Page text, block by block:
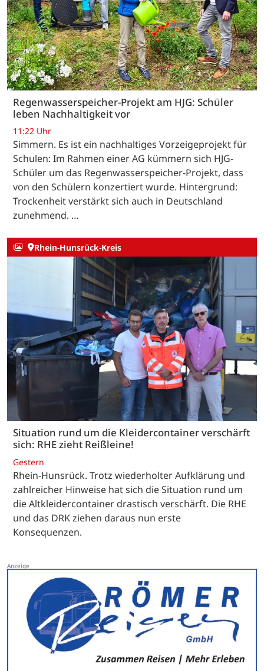
Regenwasserspeicher-Projekt am HJG: Schüler
leben Nachhaltigkeit vor
11:22 Uhr
Simmern. Es ist ein nachhaltiges Vorzeigeprojekt für
Schulen: Im Rahmen einer AG kümmern sich HJG-
Schüler um das Regenwasserspeicher-Projekt, dass
von den Schülern konzertiert wurde. Hintergrund:
Trockenheit verstärkt sich auch in Deutschland
zunehmend. …
Rhein-Hunsrück-Kreis
Situation rund um die Kleidercontainer verschärft
sich: RHE zieht Reißleine!
Gestern
Rhein-Hunsrück. Trotz wiederholter Aufklärung und
zahlreicher Hinweise hat sich die Situation rund um
die Altkleidercontainer drastisch verschärft. Die RHE
und das DRK ziehen daraus nun erste
Konsequenzen.